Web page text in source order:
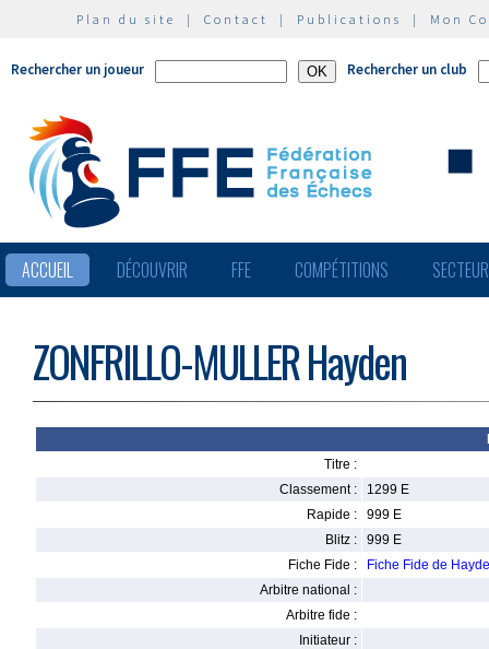
Plan du site | Contact | Publications | Mon
Rechercher un joueur Rechercher un club
ACCUEIL DÉCOUVRIR FFE COMPÉTITIONS
ZONFRILLO-MULLER Hayden
Titre :
Classement :
1299 E
Rapide :
999 E
Blitz :
999 E
Fiche Fide :
Fiche Fide de
Arbitre national :
Arbitre fide :
Initiateur :